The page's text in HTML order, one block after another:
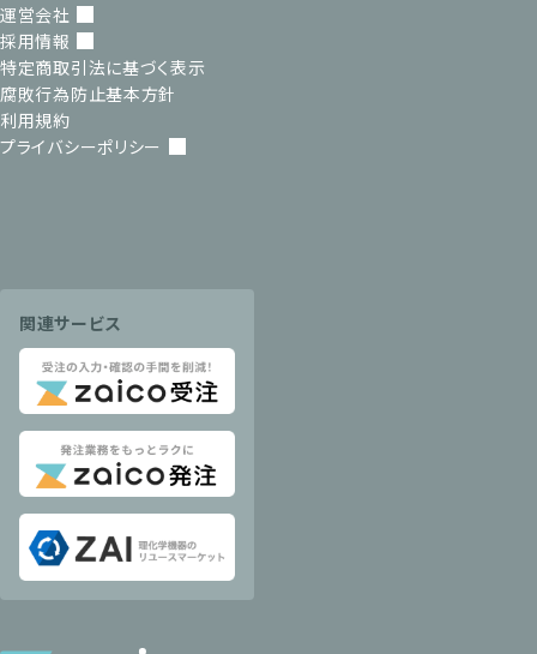
運営会社
採用情報
特定商取引法に基づく表示
腐敗行為防止基本方針
利用規約
プライバシーポリシー
関連サービス